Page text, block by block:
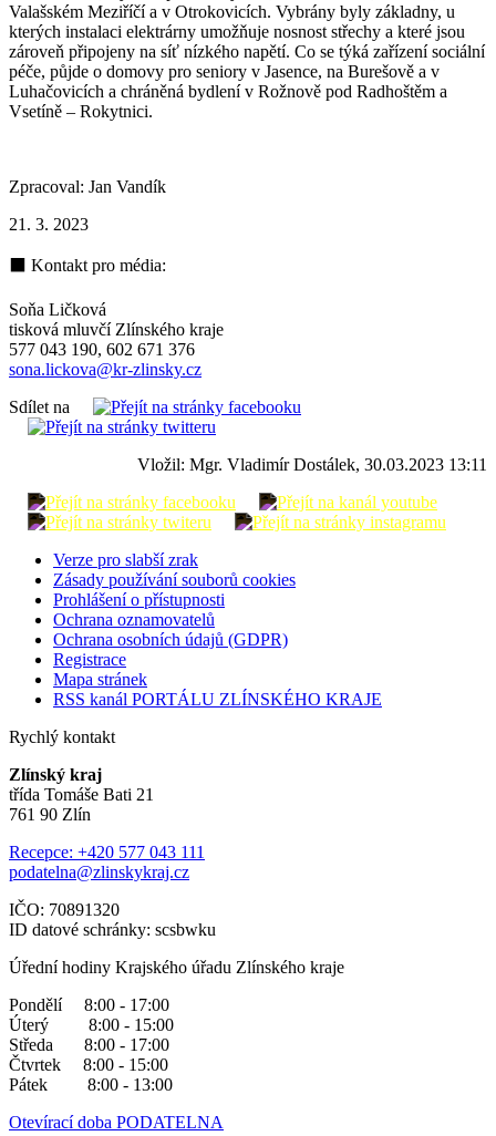
Valašském Meziříčí a v Otrokovicích. Vybrány byly základny, u
kterých instalaci elektrárny umožňuje nosnost střechy a které jsou
zároveň připojeny na síť nízkého napětí. Co se týká zařízení sociální
péče, půjde o domovy pro seniory v Jasence, na Burešově a v
Luhačovicích a chráněná bydlení v Rožnově pod Radhoštěm a
Vsetíně – Rokytnici.
Zpracoval: Jan Vandík
21. 3. 2023
⬛ Kontakt pro média:
Soňa Ličková
tisková mluvčí Zlínského kraje
577 043 190, 602 671 376
sona.lickova@kr-zlinsky.cz
Sdílet na
Vložil: Mgr. Vladimír Dostálek, 30.03.2023 13:11
Verze pro slabší zrak
Zásady používání souborů cookies
Prohlášení o přístupnosti
Ochrana oznamovatelů
Ochrana osobních údajů (GDPR)
Registrace
Mapa stránek
RSS kanál PORTÁLU ZLÍNSKÉHO KRAJE
Rychlý kontakt
Zlínský kraj
třída Tomáše Bati 21
761 90 Zlín
Recepce: +420 577 043 111
podatelna@zlinskykraj.cz
IČO: 70891320
ID datové schránky: scsbwku
Úřední hodiny Krajského úřadu Zlínského kraje
Pondělí 8:00 - 17:00
Úterý 8:00 - 15:00
Středa 8:00 - 17:00
Čtvrtek 8:00 - 15:00
Pátek 8:00 - 13:00
Otevírací doba PODATELNA